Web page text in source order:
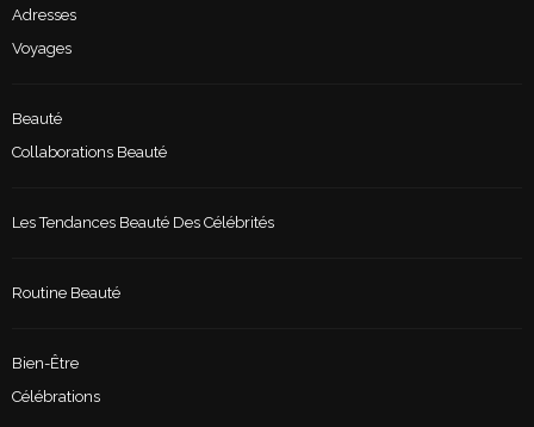
Adresses
Voyages
Beauté
Collaborations Beauté
Les Tendances Beauté Des Célébrités
Routine Beauté
Bien-Être
Célébrations